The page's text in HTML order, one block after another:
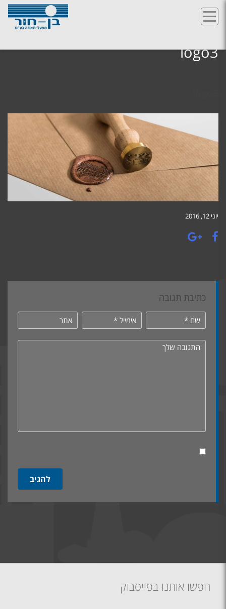
content
logo3
יוני 12, 2016
כתיבת תגובה
חפשו אותנו בפייסבוק